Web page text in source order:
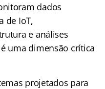
dados
de IoT,
e análises
uma dimensão crítica
projetados para